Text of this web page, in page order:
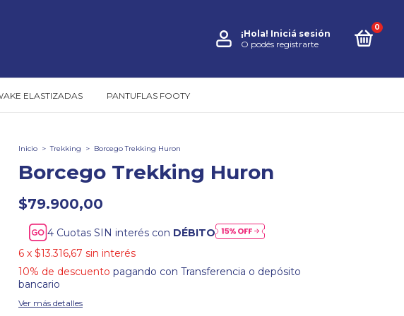
¡Hola! Iniciá sesión
O podés registrarte
0
ELASTIZADAS PANTUFLAS FOOTY
Inicio > Trekking > Borcego Trekking Huron
Borcego Trekking Huron
$79.900,00
Cuotas SIN interés con DÉBITO
6 x $13.316,67 sin interés
10% de descuento pagando con Transferencia o depósito
bancario
Ver más detalles